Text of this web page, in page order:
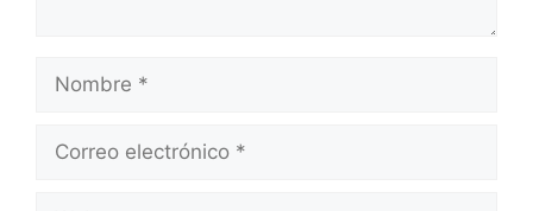
electrónico